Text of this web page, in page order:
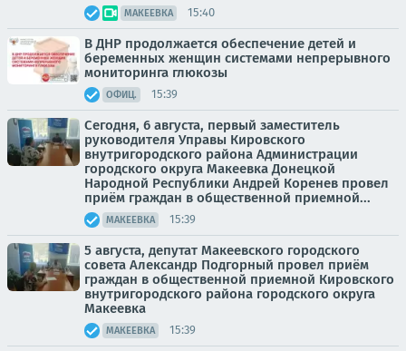
МАКЕЕВКА 15:40
В ДНР продолжается обеспечение детей и
беременных женщин системами непрерывного
мониторинга глюкозы
ОФИЦ. 15:39
Сегодня, 6 августа, первый заместитель
руководителя Управы Кировского
внутригородского района Администрации
городского округа Макеевка Донецкой
Народной Республики Андрей Коренев провел
приём граждан в общественной приемной...
МАКЕЕВКА 15:39
5 августа, депутат Макеевского городского
совета Александр Подгорный провел приём
граждан в общественной приемной Кировского
внутригородского района городского округа
Макеевка
МАКЕЕВКА 15:39